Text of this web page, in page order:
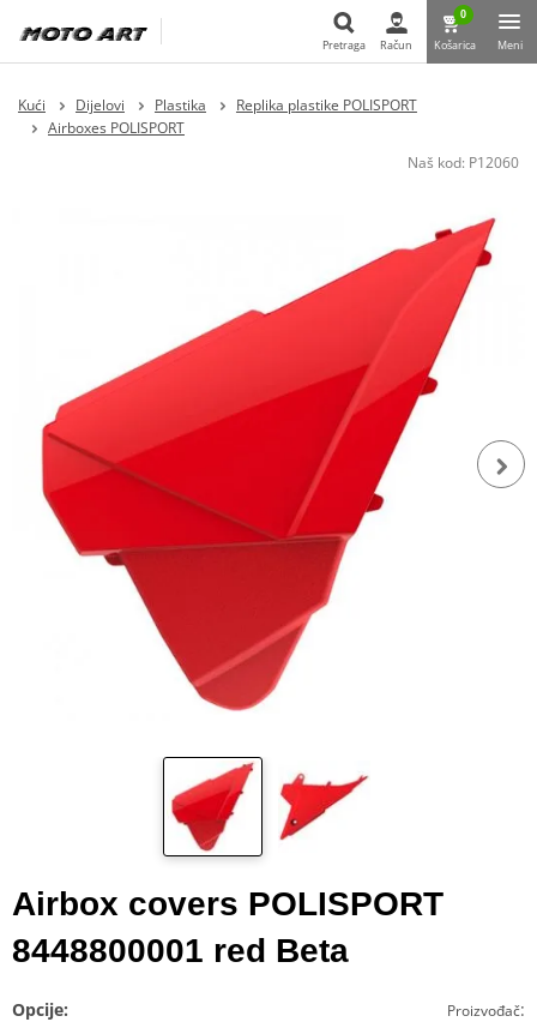
Pretraga Račun
0
Košarica Meni
Kući Dijelovi Plastika
Replika plastike POLISPORT
Airboxes POLISPORT
Naš kod: P12060
Airbox covers POLISPORT
8448800001 red Beta
Proizvođač:
Opcije: